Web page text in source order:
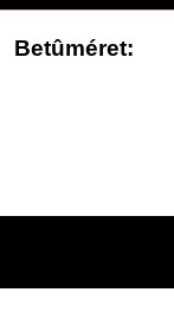
Betûméret: